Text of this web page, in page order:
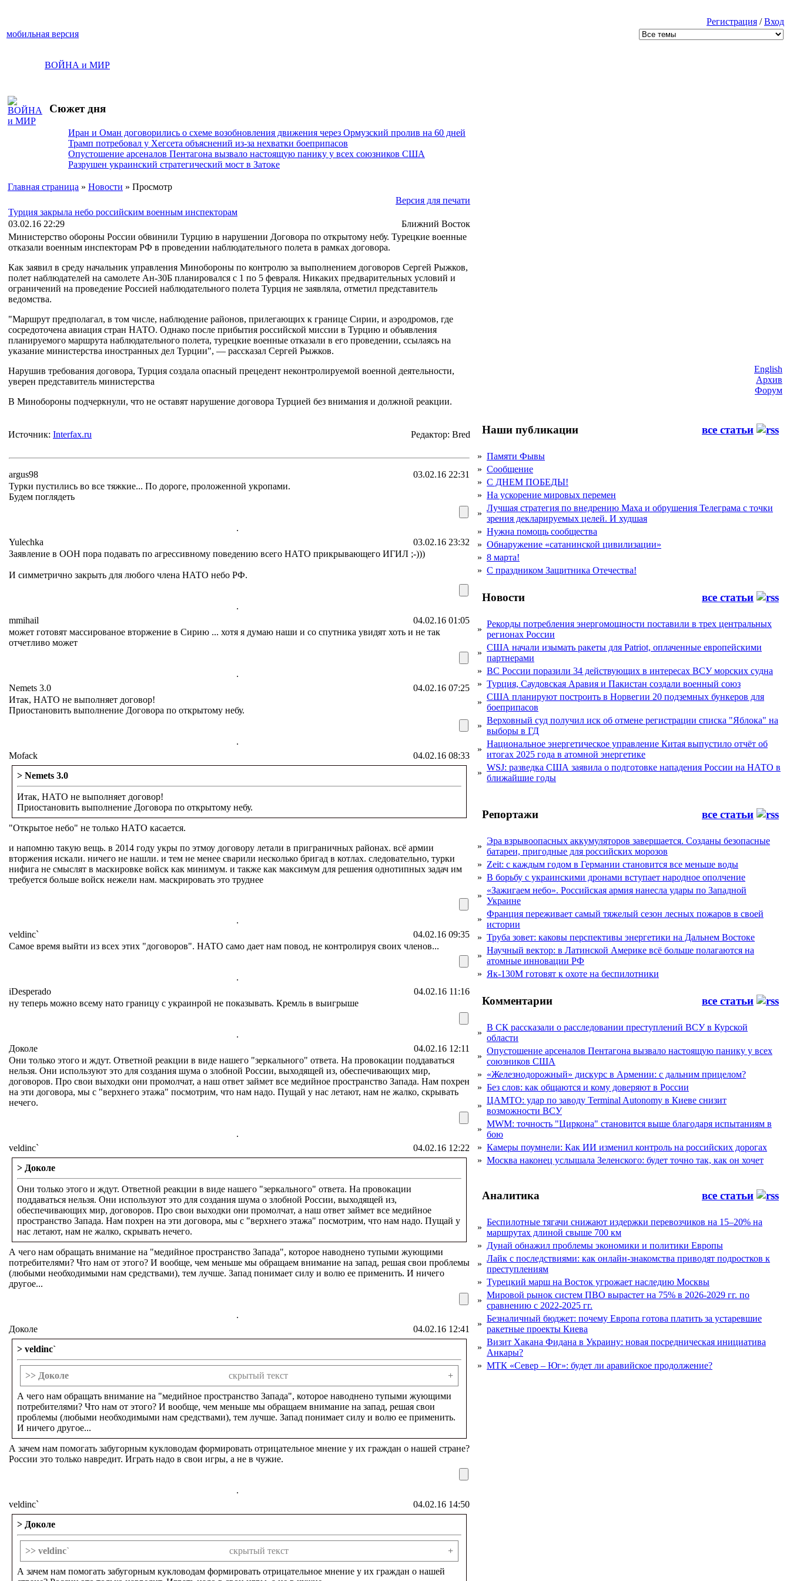
Регистрация /Вход
мобильная версия
ВОЙНА и МИР
Сюжет дня
Иран и Оман договорились о схеме возобновления движения через Ормузский пролив на 60 дней
Трамп потребовал у Хегсета объяснений из-за нехватки боеприпасов
Опустошение арсеналов Пентагона вызвало настоящую панику у всех союзников США
Разрушен украинский стратегический мост в Затоке
Главная страница » Новости » Просмотр
Версия для печати
Турция закрыла небо российским военным инспекторам
03.02.16 22:29
Ближний Восток
Министерство обороны России обвинили Турцию в нарушении Договора по открытому небу. Турецкие военные
отказали военным инспекторам РФ в проведении наблюдательного полета в рамках договора.
Как заявил в среду начальник управления Минобороны по контролю за выполнением договоров Сергей Рыжков,
полет наблюдателей на самолете Ан-30Б планировался с 1 по 5 февраля. Никаких предварительных условий и
ограничений на проведение Россией наблюдательного полета Турция не заявляла, отметил представитель
ведомства.
"Маршрут предполагал, в том числе, наблюдение районов, прилегающих к границе Сирии, и аэродромов, где
сосредоточена авиация стран НАТО. Однако после прибытия российской миссии в Турцию и объявления
планируемого маршрута наблюдательного полета, турецкие военные отказали в его проведении, ссылаясь на
указание министерства иностранных дел Турции", — рассказал Сергей Рыжков.
Нарушив требования договора, Турция создала опасный прецедент неконтролируемой военной деятельности,
уверен представитель министерства
В Минобороны подчеркнули, что не оставят нарушение договора Турцией без внимания и должной реакции.
Источник: Interfax.ru Редактор: Bred
argus98
03.02.16 22:31
Турки пустились во все тяжкие... По дороге, проложенной укропами.
Будем поглядеть
.
Yulechka
03.02.16 23:32
Заявление в ООН пора подавать по агрессивному поведению всего НАТО прикрывающего ИГИЛ ;-)))
И симметрично закрыть для любого члена НАТО небо РФ.
.
mmihail
04.02.16 01:05
может готовят массированое вторжение в Сирию ... хотя я думаю наши и со спутника увидят хоть и не так
отчетливо может
.
Nemets 3.0
04.02.16 07:25
Итак, НАТО не выполняет договор!
Приостановить выполнение Договора по открытому небу.
.
Mofack
04.02.16 08:33
> Nemets 3.0
Итак, НАТО не выполняет договор!
Приостановить выполнение Договора по открытому небу.
"Открытое небо" не только НАТО касается.
и напомню такую вещь. в 2014 году укры по этмоу договору летали в приграничных районах. всё армии
вторжения искали. ничего не нашли. и тем не менее сварили несколько бригад в котлах. следовательно, турки
нифига не смыслят в маскировке войск как минимум. и также как максимум для решения однотипных задач им
требуется больше войск нежели нам. маскрировать это труднее
.
veldinc`
04.02.16 09:35
Самое время выйти из всех этих "договоров". НАТО само дает нам повод, не контролируя своих членов...
.
iDesperado
04.02.16 11:16
ну теперь можно всему нато границу с украинрой не показывать. Кремль в выигрыше
.
Доколе
04.02.16 12:11
Они только этого и ждут. Ответной реакции в виде нашего "зеркального" ответа. На провокации поддаваться
нельзя. Они используют это для создания шума о злобной России, выходящей из, обеспечивающих мир,
договоров. Про свои выходки они промолчат, а наш ответ займет все медийное пространство Запада. Нам похрен
на эти договора, мы с "верхнего этажа" посмотрим, что нам надо. Пущай у нас летают, нам не жалко, скрывать
нечего.
.
veldinc`
04.02.16 12:22
> Доколе
Они только этого и ждут. Ответной реакции в виде нашего "зеркального" ответа. На провокации
поддаваться нельзя. Они используют это для создания шума о злобной России, выходящей из,
обеспечивающих мир, договоров. Про свои выходки они промолчат, а наш ответ займет все медийное
пространство Запада. Нам похрен на эти договора, мы с "верхнего этажа" посмотрим, что нам надо. Пущай у
нас летают, нам не жалко, скрывать нечего.
А чего нам обращать внимание на "медийное пространство Запада", которое наводнено тупыми жующими
потребителями? Что нам от этого? И вообще, чем меньше мы обращаем внимание на запад, решая свои проблемы
(любыми необходимыми нам средствами), тем лучше. Запад понимает силу и волю ее применить. И ничего
другое...
.
Доколе
04.02.16 12:41
> veldinc`
>> Доколе скрытый текст +
А чего нам обращать внимание на "медийное пространство Запада", которое наводнено тупыми жующими
потребителями? Что нам от этого? И вообще, чем меньше мы обращаем внимание на запад, решая свои
проблемы (любыми необходимыми нам средствами), тем лучше. Запад понимает силу и волю ее применить.
И ничего другое...
А зачем нам помогать забугорным кукловодам формировать отрицательное мнение у их граждан о нашей стране?
России это только навредит. Играть надо в свои игры, а не в чужие.
.
veldinc`
04.02.16 14:50
> Доколе
>> veldinc` скрытый текст +
А зачем нам помогать забугорным кукловодам формировать отрицательное мнение у их граждан о нашей
English
Архив
Форум
Наши публикации все статьи
» Памяти Фывы
» Сообщение
» С ДНЕМ ПОБЕДЫ!
» На ускорение мировых перемен
»
Лучшая стратегия по внедрению Маха и обрушения Телеграма с точки
зрения декларируемых целей. И худшая
» Нужна помощь сообщества
» Обнаружение «сатанинской цивилизации»
» 8 марта!
» С праздником Защитника Отечества!
Новости все статьи
»
Рекорды потребления энергомощности поставили в трех центральных
регионах России
»
США начали изымать ракеты для Patriot, оплаченные европейскими
партнерами
» ВС России поразили 34 действующих в интересах ВСУ морских судна
» Турция, Саудовская Аравия и Пакистан создали военный союз
»
США планируют построить в Норвегии 20 подземных бункеров для
боеприпасов
»
Верховный суд получил иск об отмене регистрации списка "Яблока" на
выборы в ГД
»
Национальное энергетическое управление Китая выпустило отчёт об
итогах 2025 года в атомной энергетике
»
WSJ: разведка США заявила о подготовке нападения России на НАТО в
ближайшие годы
Репортажи все статьи
»
Эра взрывоопасных аккумуляторов завершается. Созданы безопасные
батареи, пригодные для российских морозов
» Zeit: с каждым годом в Германии становится все меньше воды
» В борьбу с украинскими дронами вступает народное ополчение
»
«Зажигаем небо». Российская армия нанесла удары по Западной
Украине
»
Франция переживает самый тяжелый сезон лесных пожаров в своей
истории
» Труба зовет: каковы перспективы энергетики на Дальнем Востоке
»
Научный вектор: в Латинской Америке всё больше полагаются на
атомные инновации РФ
» Як-130М готовят к охоте на беспилотники
Комментарии все статьи
»
В СК рассказали о расследовании преступлений ВСУ в Курской
области
»
Опустошение арсеналов Пентагона вызвало настоящую панику у всех
союзников США
» «Железнодорожный» дискурс в Армении: с дальним прицелом?
» Без слов: как общаются и кому доверяют в России
»
ЦАМТО: удар по заводу Terminal Autonomy в Киеве снизит
возможности ВСУ
»
MWM: точность "Циркона" становится выше благодаря испытаниям в
бою
» Камеры поумнели: Как ИИ изменил контроль на российских дорогах
» Москва наконец услышала Зеленского: будет точно так, как он хочет
Аналитика все статьи
»
Беспилотные тягачи снижают издержки перевозчиков на 15–20% на
маршрутах длиной свыше 700 км
» Дунай обнажил проблемы экономики и политики Европы
»
Лайк с последствиями: как онлайн-знакомства приводят подростков к
преступлениям
» Турецкий марш на Восток угрожает наследию Москвы
»
Мировой рынок систем ПВО вырастет на 75% в 2026-2029 гг. по
сравнению с 2022-2025 гг.
»
Безналичный бюджет: почему Европа готова платить за устаревшие
ракетные проекты Киева
»
Визит Хакана Фидана в Украину: новая посредническая инициатива
Анкары?
» МТК «Север – Юг»: будет ли аравийское продолжение?